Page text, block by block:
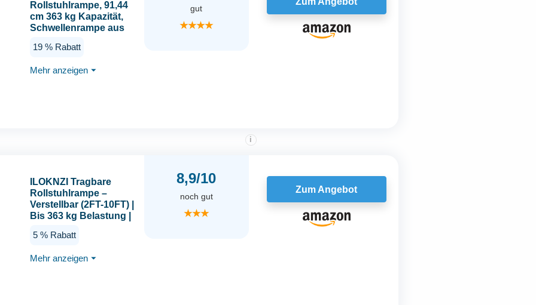
Rollstuhlrampe, 91,44
cm 363 kg Kapazität,
Schwellenrampe aus
Rampe für
Rollstuhlrampe,
19 % Rabatt
Mehr anzeigen ⏷
gut
★★★★
ILOKNZI Tragbare
Rollstuhlrampe –
Verstellbar (2FT-10FT) |
Bis 363 kg Belastung |
(0,6m))
5 % Rabatt
Mehr anzeigen ⏷
8,9/10
i
noch gut
★★★
Zum Angebot